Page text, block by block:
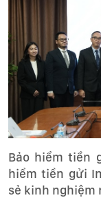
Bảo hiểm tiền
hiểm tiền gửi
sẻ kinh nghiệm